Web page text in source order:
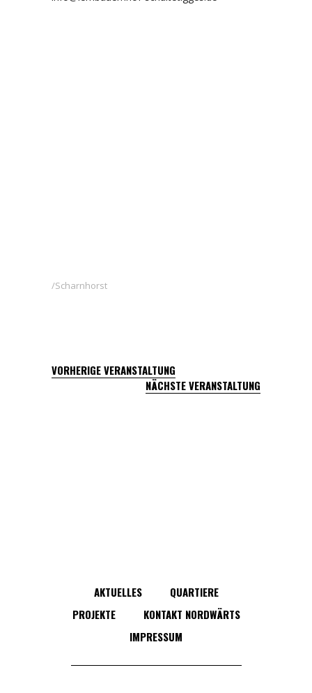
Scharnhorst
VORHERIGE VERANSTALTUNG
NÄCHSTE VERANSTALTUNG
AKTUELLES
QUARTIERE
PROJEKTE
KONTAKT NORDWÄRTS
IMPRESSUM